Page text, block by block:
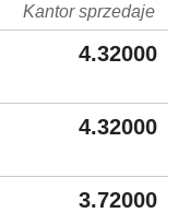
Kantor sprzedaje
4.32000
4.32000
3.72000